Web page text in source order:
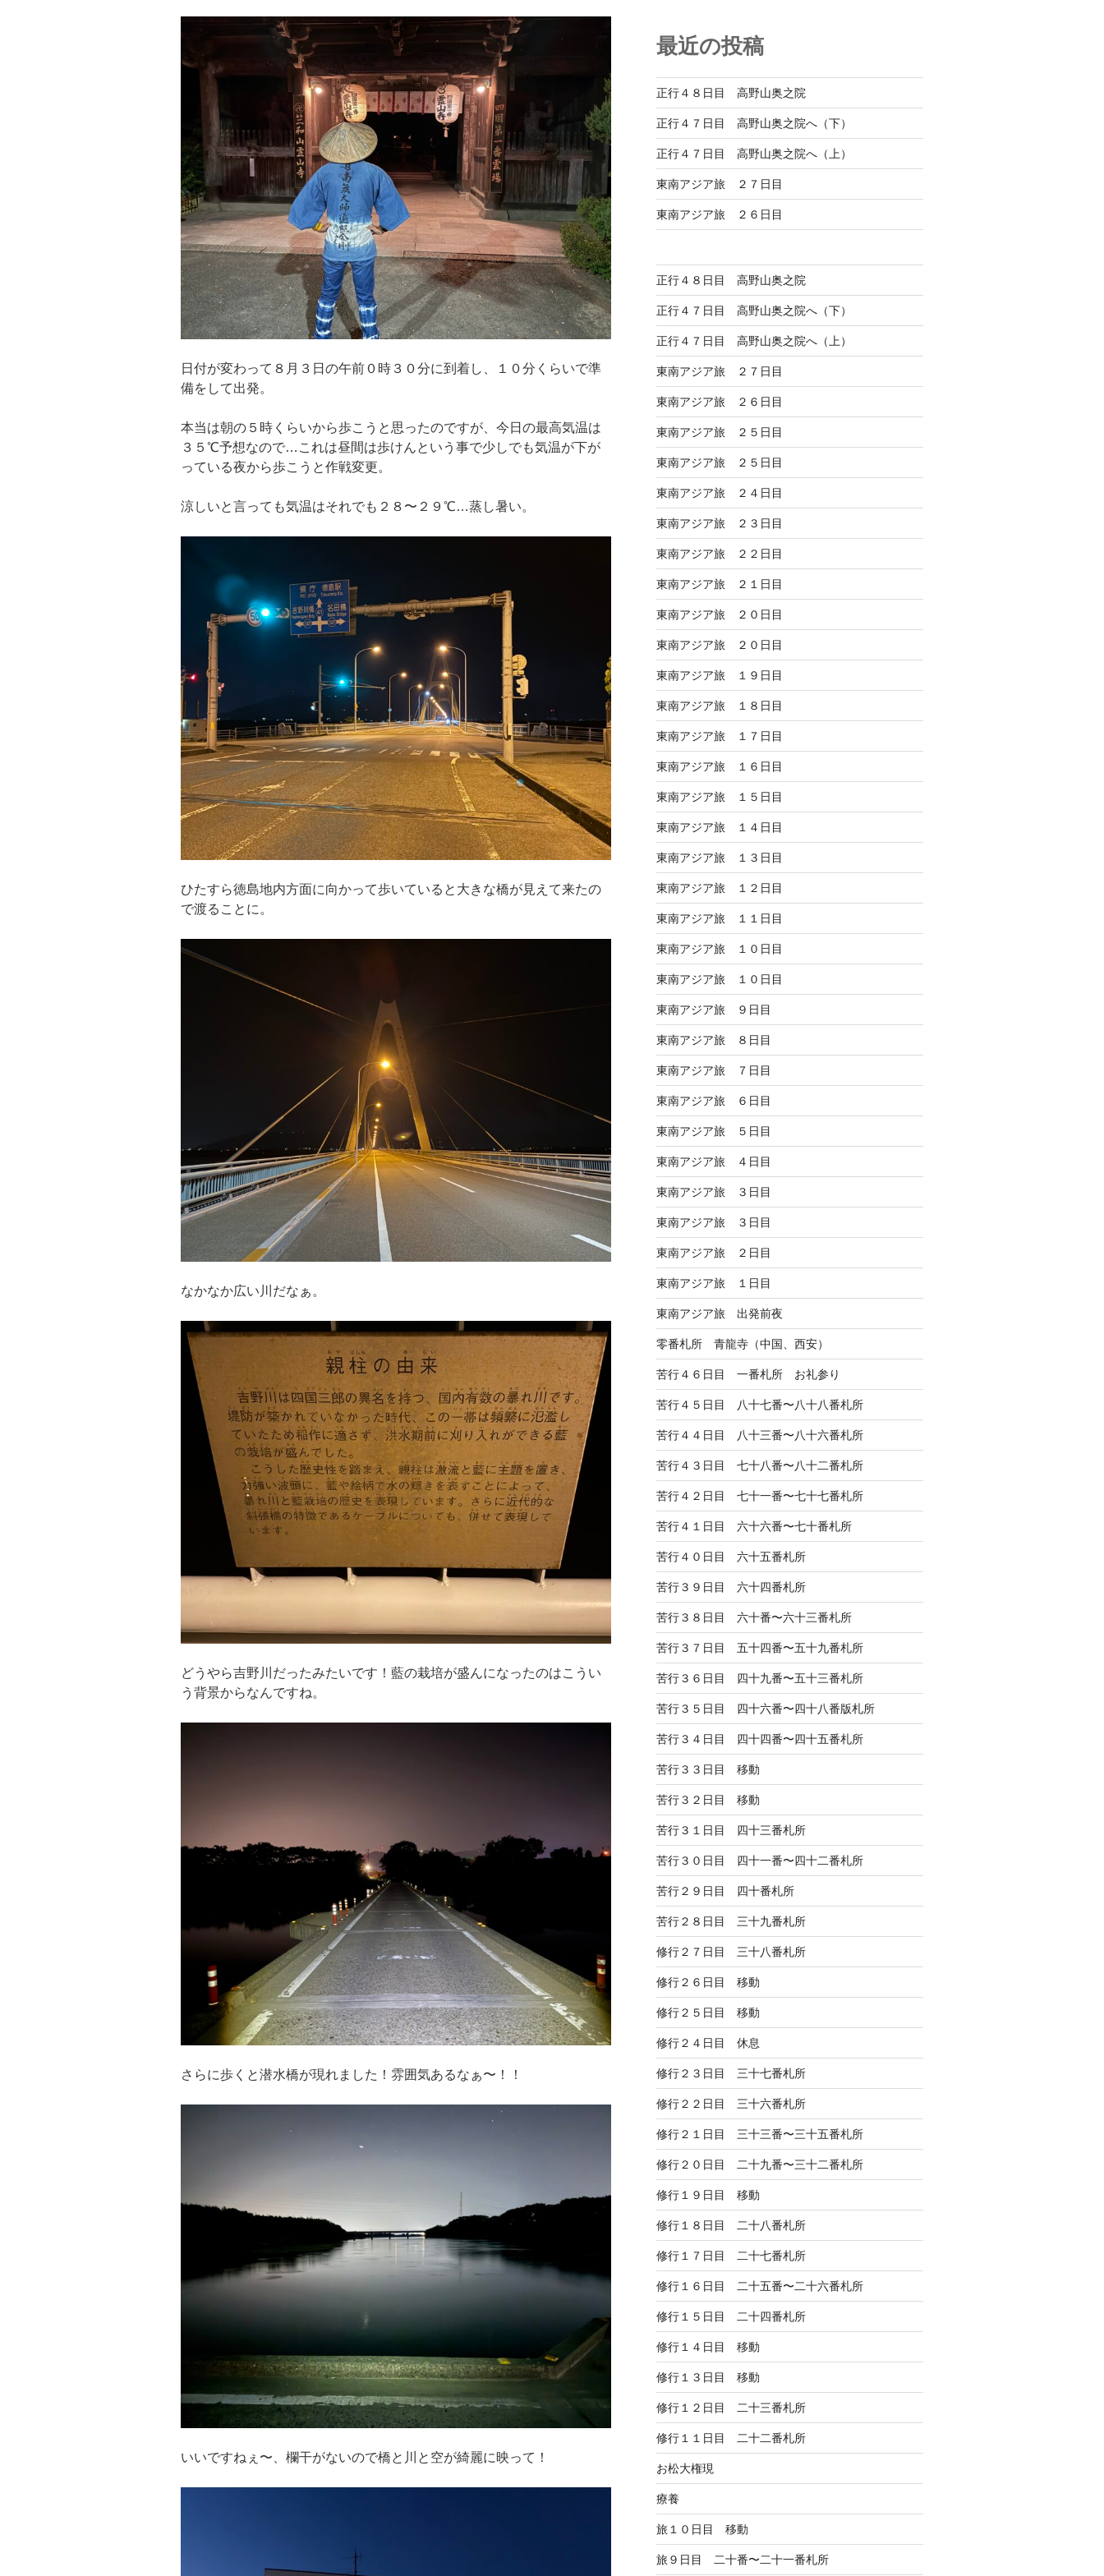
日付が変わって８月３日の午前０時３０分に到着し、１０分くらいで準
備をして出発。
本当は朝の５時くらいから歩こうと思ったのですが、今日の最高気温は
３５℃予想なので…これは昼間は歩けんという事で少しでも気温が下が
っている夜から歩こうと作戦変更。
涼しいと言っても気温はそれでも２８〜２９℃…蒸し暑い。
ひたすら徳島地内方面に向かって歩いていると大きな橋が見えて来たの
で渡ることに。
なかなか広い川だなぁ。
どうやら吉野川だったみたいです！藍の栽培が盛んになったのはこうい
う背景からなんですね。
さらに歩くと潜水橋が現れました！雰囲気あるなぁ〜！！
いいですねぇ〜、欄干がないので橋と川と空が綺麗に映って！
最近の投稿
正行４８日目 高野山奥之院
正行４７日目 高野山奥之院へ（下）
正行４７日目 高野山奥之院へ（上）
東南アジア旅 ２７日目
東南アジア旅 ２６日目
正行４８日目 高野山奥之院
正行４７日目 高野山奥之院へ（下）
正行４７日目 高野山奥之院へ（上）
東南アジア旅 ２７日目
東南アジア旅 ２６日目
東南アジア旅 ２５日目
東南アジア旅 ２５日目
東南アジア旅 ２４日目
東南アジア旅 ２３日目
東南アジア旅 ２２日目
東南アジア旅 ２１日目
東南アジア旅 ２０日目
東南アジア旅 ２０日目
東南アジア旅 １９日目
東南アジア旅 １８日目
東南アジア旅 １７日目
東南アジア旅 １６日目
東南アジア旅 １５日目
東南アジア旅 １４日目
東南アジア旅 １３日目
東南アジア旅 １２日目
東南アジア旅 １１日目
東南アジア旅 １０日目
東南アジア旅 １０日目
東南アジア旅 ９日目
東南アジア旅 ８日目
東南アジア旅 ７日目
東南アジア旅 ６日目
東南アジア旅 ５日目
東南アジア旅 ４日目
東南アジア旅 ３日目
東南アジア旅 ３日目
東南アジア旅 ２日目
東南アジア旅 １日目
東南アジア旅 出発前夜
零番札所 青龍寺（中国、西安）
苦行４６日目 一番札所 お礼参り
苦行４５日目 八十七番〜八十八番札所
苦行４４日目 八十三番〜八十六番札所
苦行４３日目 七十八番〜八十二番札所
苦行４２日目 七十一番〜七十七番札所
苦行４１日目 六十六番〜七十番札所
苦行４０日目 六十五番札所
苦行３９日目 六十四番札所
苦行３８日目 六十番〜六十三番札所
苦行３７日目 五十四番〜五十九番札所
苦行３６日目 四十九番〜五十三番札所
苦行３５日目 四十六番〜四十八番版札所
苦行３４日目 四十四番〜四十五番札所
苦行３３日目 移動
苦行３２日目 移動
苦行３１日目 四十三番札所
苦行３０日目 四十一番〜四十二番札所
苦行２９日目 四十番札所
苦行２８日目 三十九番札所
修行２７日目 三十八番札所
修行２６日目 移動
修行２５日目 移動
修行２４日目 休息
修行２３日目 三十七番札所
修行２２日目 三十六番札所
修行２１日目 三十三番〜三十五番札所
修行２０日目 二十九番〜三十二番札所
修行１９日目 移動
修行１８日目 二十八番札所
修行１７日目 二十七番札所
修行１６日目 二十五番〜二十六番札所
修行１５日目 二十四番札所
修行１４日目 移動
修行１３日目 移動
修行１２日目 二十三番札所
修行１１日目 二十二番札所
お松大権現
療養
旅１０日目 移動
旅９日目 二十番〜二十一番札所